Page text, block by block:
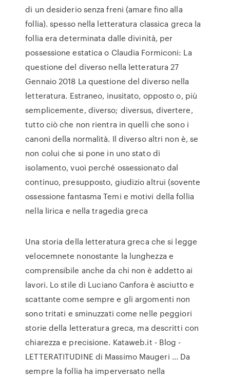
di un desiderio senza freni (amare fino alla
follia). spesso nella letteratura classica greca la
follia era determinata dalle divinità, per
possessione estatica o Claudia Formiconi: La
questione del diverso nella letteratura 27
Gennaio 2018 La questione del diverso nella
letteratura. Estraneo, inusitato, opposto o, più
semplicemente, diverso; diversus, divertere,
tutto ciò che non rientra in quelli che sono i
canoni della normalità. Il diverso altri non è, se
non colui che si pone in uno stato di
isolamento, vuoi perché ossessionato dal
continuo, presupposto, giudizio altrui (sovente
ossessione fantasma Temi e motivi della follia
nella lirica e nella tragedia greca
Una storia della letteratura greca che si legge
velocemnete nonostante la lunghezza e
comprensibile anche da chi non è addetto ai
lavori. Lo stile di Luciano Canfora è asciutto e
scattante come sempre e gli argomenti non
sono tritati e sminuzzati come nelle peggiori
storie della letteratura greca, ma descritti con
chiarezza e precisione. Kataweb.it - Blog -
LETTERATITUDINE di Massimo Maugeri ... Da
sempre la follia ha imperversato nella